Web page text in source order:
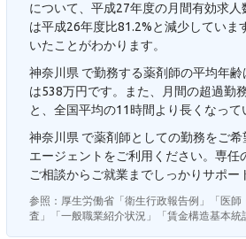
について、平成27年度の月間有効求
は平成26年度比81.2%と減少していま
いたことがわかります。
神奈川県 で勤務する薬剤師の平均年
は538万円です。また、月間の超過勤
と、全国平均の11時間より長くなって
神奈川県 で薬剤師としての勤務をご
エージェントをご利用ください。専任
ご相談からご就業までしっかりサポー
参照：厚生労働省「衛生行政報告例」「医師
査」「一般職業紹介状況」「賃金構造基本統